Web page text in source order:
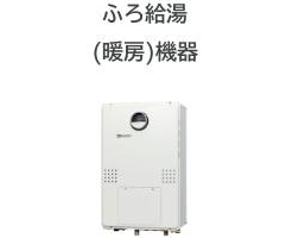
ふろ給湯
(暖房)機器